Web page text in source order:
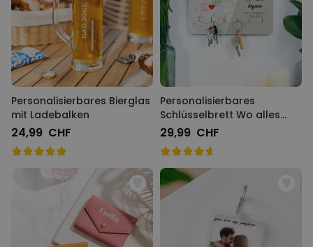
Personalisierbares Bierglas
mit Ladebalken
24,99 CHF
Personalisierbares
Schlüsselbrett Wo alles
Begann
29,99 CHF